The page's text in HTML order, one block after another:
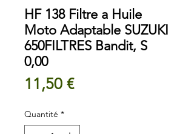
HF 138 Filtre a Huile
Moto Adaptable SUZUKI
650FILTRES Bandit, S
0,00
11,50 €Prix
Quantité *